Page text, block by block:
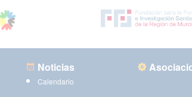
Noticias
Calendario